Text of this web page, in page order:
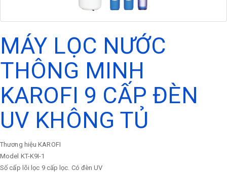
MÁY LỌC NƯỚC
THÔNG MINH
KAROFI 9 CẤP ĐÈN
UV KHÔNG TỦ
Thương hiệu KAROFI
Model KT-K9I-1
Số cấp lõi lọc 9 cấp lọc. Có đèn UV